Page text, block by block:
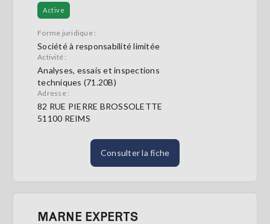
Active
Forme juridique :
Société à responsabilité limitée
Activité :
Analyses, essais et inspections
techniques (71.20B)
Adresse :
82 RUE PIERRE BROSSOLETTE
51100 REIMS
Consulter la fiche
MARNE EXPERTS